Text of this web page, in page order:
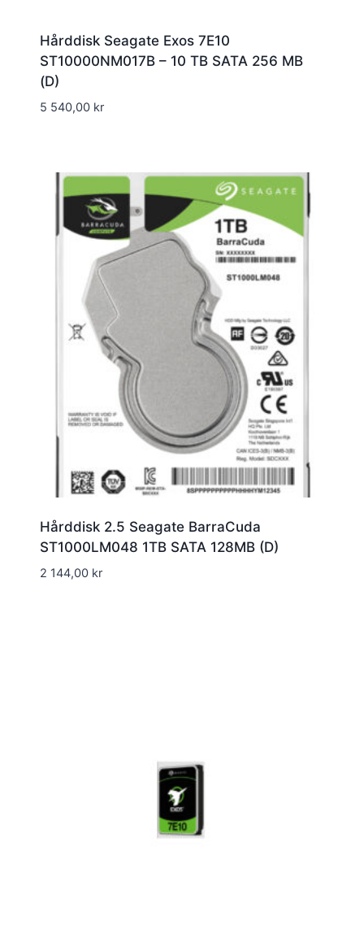
Hårddisk Seagate Exos 7E10
ST10000NM017B – 10 TB SATA 256 MB
(D)
5 540,00 kr
Hårddisk 2.5 Seagate BarraCuda
ST1000LM048 1TB SATA 128MB (D)
2 144,00 kr